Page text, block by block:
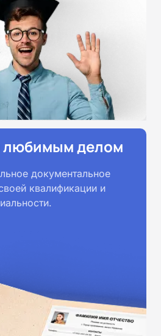
любимым делом
документальное
квалификации и